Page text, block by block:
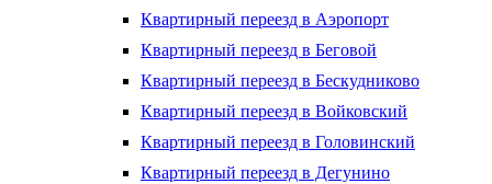
Квартирный переезд в Аэропорт
Квартирный переезд в Беговой
Квартирный переезд в Бескудниково
Квартирный переезд в Войковский
Квартирный переезд в Головинский
Квартирный переезд в Дегунино